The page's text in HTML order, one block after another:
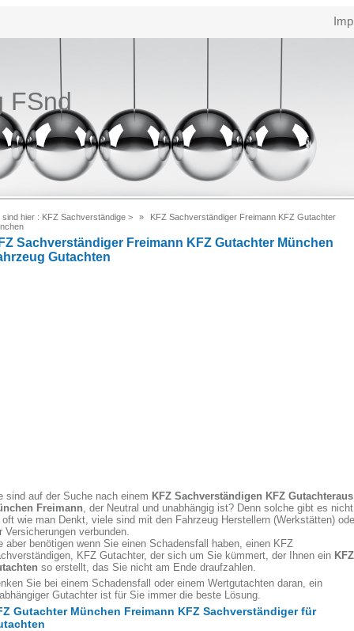
FSnd
sind hier : KFZ Sachverständige >
KFZ Sachverständiger Freimann KFZ Gutachter
Sachverständiger Freimann KFZ Gutachter München
Gutachten
sind auf der Suche nach einem KFZ Sachverständigen KFZ Gutachteraus
Freimann, der Neutral und unabhängig ist? Denn solche gibt es nicht
oft wie man Denkt, viele sind mit den Fahrzeug Herstellern (Werkstätten)
Versicherungen verbunden.
aber benötigen wenn Sie einen Schadensfall haben, einen KFZ
KFZ Gutachter, der sich um Sie kümmert, der Ihnen ein KFZ
so erstellt, das Sie nicht am Ende draufzahlen.
Sie bei einem Schadensfall oder einem Wertgutachten daran, ein
Gutachter ist für Sie immer die beste Lösung.
Gutachter München Freimann KFZ Sachverständiger für